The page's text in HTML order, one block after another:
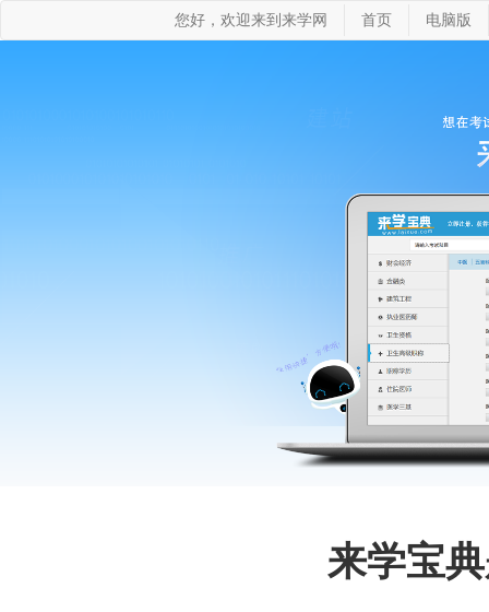
您好，欢迎来到来学网 首页 电脑版
来学宝